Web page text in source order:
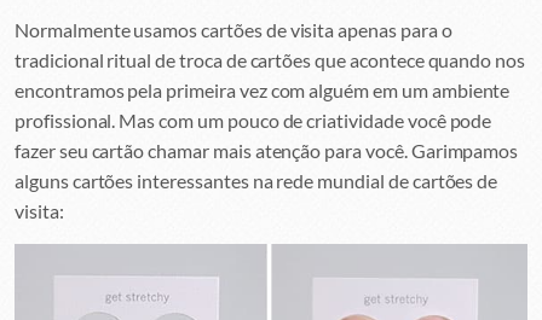
Normalmente usamos cartões de visita apenas para o
tradicional ritual de troca de cartões que acontece quando nos
encontramos pela primeira vez com alguém em um ambiente
profissional. Mas com um pouco de criatividade você pode
fazer seu cartão chamar mais atenção para você. Garimpamos
alguns cartões interessantes na rede mundial de cartões de
visita: